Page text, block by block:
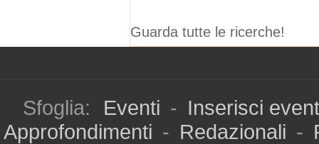
Guarda tutte le ricerche!
Sfoglia: Eventi - Inserisci
Approfondimenti - Redazionali -